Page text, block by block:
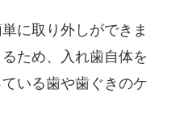
に取り外しができま
ため、入れ歯自体を
いる歯や歯ぐきのケ